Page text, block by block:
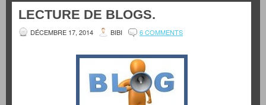
LECTURE DE BLOGS.
DÉCEMBRE 17, 2014 BIBI 6 COMMENTS